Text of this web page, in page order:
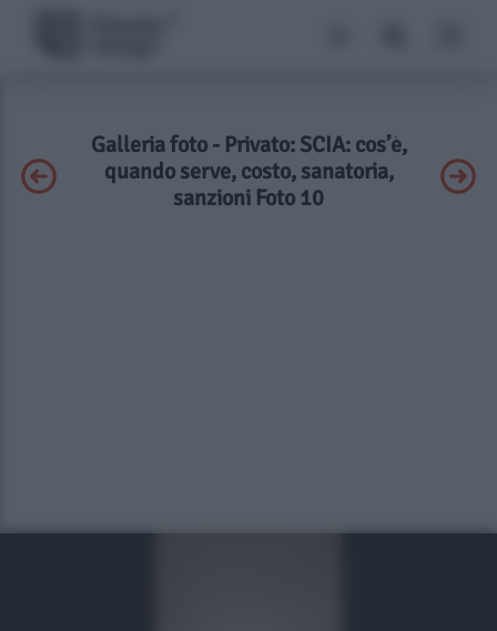
Galleria foto - Privato: SCIA: cos’è,
quando serve, costo, sanatoria,
sanzioni Foto 10